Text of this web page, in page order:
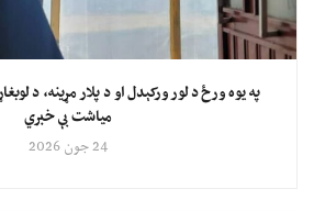
په یوه ورځ د لور ورکېدل او د پلار مړینه، د
میاشت بې خبري
24 جون 2026